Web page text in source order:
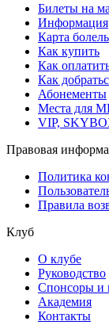
Билеты на
Информация
Карта
Как купить
Как
Как
Абонементы
Места для
VIP,
Правовая
Политика
Правила
Клуб
О клубе
Руководство
Спонсоры и
Академия
Контакты